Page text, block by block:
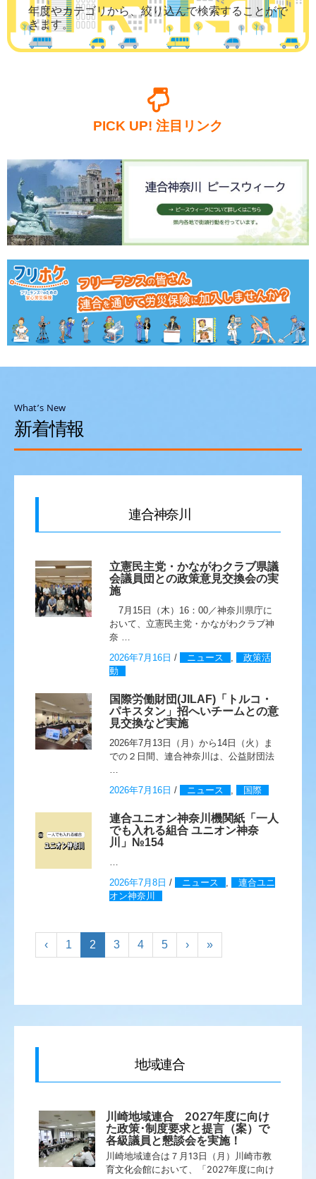
年度やカテゴリから、絞り込んで検索することがで
きます。
PICK UP! 注目リンク
What’s New
新着情報
連合神奈川
立憲民主党・かながわクラブ県議
会議員団との政策意見交換会の実
施
7月15日（木）16：00／神奈川県庁に
おいて、立憲民主党・かながわクラブ神
奈 …
2026年7月16日 / ニュース
政策活
動
国際労働財団(JILAF)「トルコ・
パキスタン」招へいチームとの意
見交換など実施
2026年7月13日（月）から14日（火）ま
での２日間、連合神奈川は、公益財団法
2026年7月16日 / ニュース 国際
連合ユニオン神奈川機関紙「一人
でも入れる組合 ユニオン神奈
川」№154
2026年7月8日 / ニュース
連合ユニ
オン神奈川
‹ 1 2 3 4 5 › »
地域連合
川崎地域連合 2027年度に向け
た政策･制度要求と提言（案）で
各級議員と懇談会を実施！
川崎地域連合は７月13日（月）川崎市教
育文化会館において、「2027年度に向け